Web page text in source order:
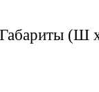
(Ш